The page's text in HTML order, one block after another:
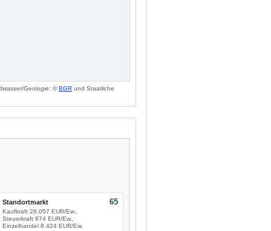
Geologie: ©BGR und Staatliche
Standortmarkt
Kaufkraft 28.057 EUR/Ew.,
Steuerkraft 674 EUR/Ew.,
Einzelhandel 8.424 EUR/Ew.
65